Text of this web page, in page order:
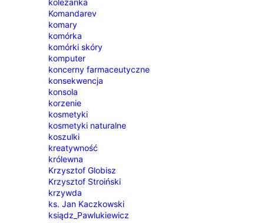
Komandarev
komary
komórka
komórki skóry
komputer
koncerny farmaceutyczne
konsekwencja
konsola
korzenie
kosmetyki
kosmetyki naturalne
koszulki
kreatywność
królewna
Krzysztof Globisz
Krzysztof Stroiński
krzywda
ks. Jan Kaczkowski
ksiądz_Pawlukiewicz